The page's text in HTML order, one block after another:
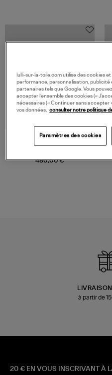
480,00 €
JEROME DREYFUSS
Champagne
à partir de
20 € EN VOUS INSCRIVANT À
lulli-sur-la-toile.com utilise des cookies
performance, personnalisation, publicité
partenaires tels que Google. Vous
accepter l’ensemble des cookies («
nécessaires (« Continuer sans accepter
vos données, consulter notre politique
Paramètres des cookies